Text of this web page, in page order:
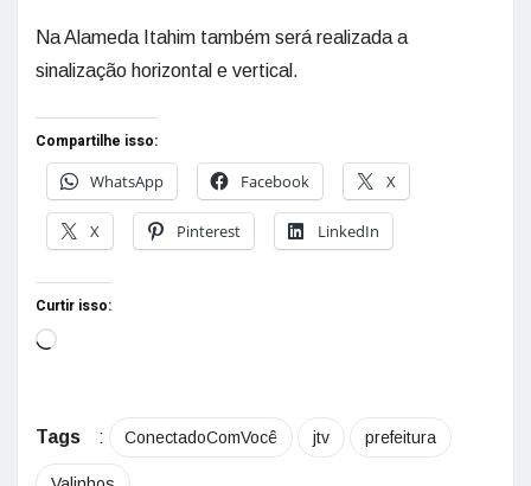
Na Alameda Itahim também será realizada a
sinalização horizontal e vertical.
Compartilhe isso:
WhatsApp
Facebook X
X Pinterest LinkedIn
Curtir isso:
Tags : ConectadoComVocê jtv prefeitura